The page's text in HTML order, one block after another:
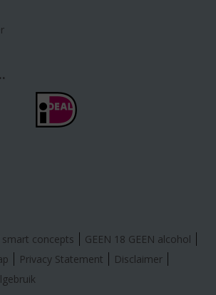
smart concepts
GEEN 18 GEEN alcohol
Privacy Statement
Disclaimer